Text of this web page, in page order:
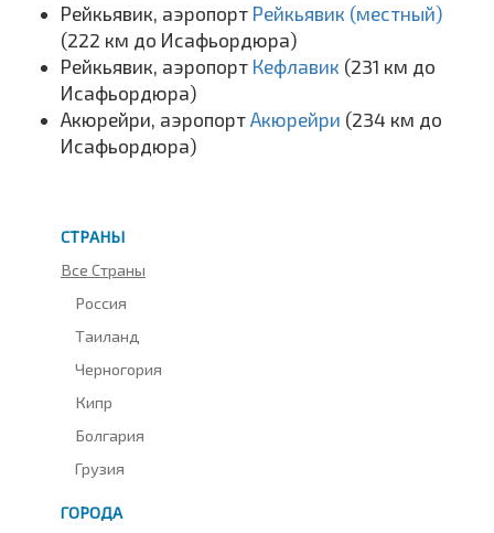
Рейкьявик, аэропорт Рейкьявик (местный)
(222 км до Исафьордюра)
Рейкьявик, аэропорт Кефлавик (231 км до
Исафьордюра)
Акюрейри, аэропорт Акюрейри (234 км до
Исафьордюра)
СТРАНЫ
Все Страны
Россия
Таиланд
Черногория
Кипр
Болгария
Грузия
ГОРОДА